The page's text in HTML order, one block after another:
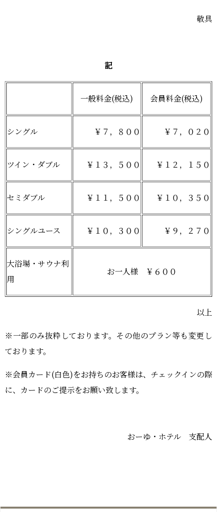
敬具
記
一般料金(税込) 会員料金(税込)
シングル ￥７，８００ ￥７，０２０
ツイン・ダブル ￥１３，５００ ￥１２，１５０
セミダブル ￥１１，５００ ￥１０，３５０
シングルユース ￥１０，３００ ￥９，２７０
大浴場・サウナ利
用
お一人様 ￥６００
以上
※一部のみ抜粋しております。その他のプラン等も変更し
ております。
※会員カード(白色)をお持ちのお客様は、チェックインの際
に、カードのご提示をお願い致します。
おーゆ・ホテル 支配人